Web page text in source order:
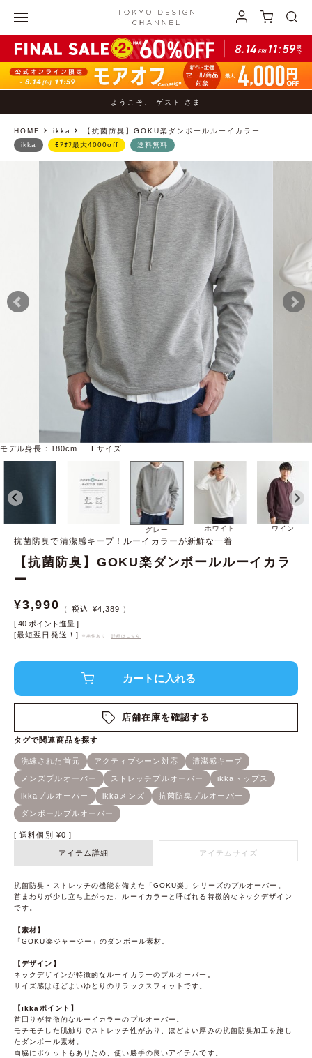
ようこそ、 ゲスト さま
HOME ikka 【抗菌防臭】GOKU楽ダンボールルーイカラー
モデル身長：180cm Lサイズ
グレー ホワイト ワイン
ikka ﾓｱｵﾌ最大4000off 送料無料
抗菌防臭で清潔感キープ！ルーイカラーが新鮮な一着
【抗菌防臭】GOKU楽ダンボールルーイカラ
ー
¥3,990 ¥4,389
[ 40 ポイント進呈 ]
[最短翌日発送！]
※条件あり、 詳細はこちら
店舗在庫を確認する
送料個別 ¥0
アイテム詳細 アイテムサイズ
抗菌防臭・ストレッチの機能を備えた「GOKU楽」シリーズのプルオーバー。
首まわりが少し立ち上がった、ルーイカラーと呼ばれる特徴的なネックデザイン
です。
【素材】
「GOKU楽ジャージー」のダンボール素材。
【デザイン】
ネックデザインが特徴的なルーイカラーのプルオーバー。
サイズ感はほどよいゆとりのリラックスフィットです。
【ikkaポイント】
首回りが特徴的なルーイカラーのプルオーバー。
モチモチした肌触りでストレッチ性があり、ほどよい厚みの抗菌防臭加工を施し
たダンボール素材。
両脇にポケットもありため、使い勝手の良いアイテムです。